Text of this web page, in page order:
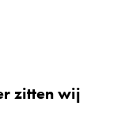
zitten wij